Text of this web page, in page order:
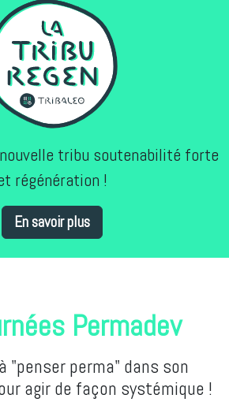
tribu soutenabilité forte
régénération !
En savoir plus
Permadev
"penser perma" dans son
agir de façon systémique !